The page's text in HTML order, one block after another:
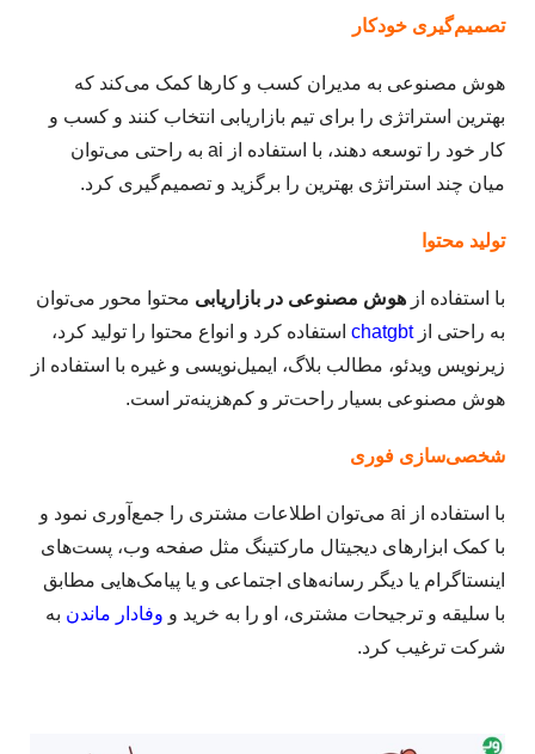
تصمیم‌گیری خودکار
هوش مصنوعی به مدیران کسب و کارها کمک می‌کند که
بهترین استراتژی را برای تیم بازاریابی انتخاب کنند و کسب و
کار خود را توسعه دهند، با استفاده از ai به راحتی می‌توان
میان چند استراتژی بهترین را برگزید و تصمیم‌گیری کرد.
تولید محتوا
با استفاده از هوش مصنوعی در بازاریابی محتوا محور می‌توان
به راحتی ازchatgbt استفاده کرد و انواع محتوا را تولید کرد،
زیرنویس ویدئو، مطالب بلاگ، ایمیل‌نویسی و غیره با استفاده از
هوش مصنوعی بسیار راحت‌تر و کم‌هزینه‌تر است.
شخصی‌سازی فوری
با استفاده از ai می‌توان اطلاعات مشتری را جمع‌آوری نمود و
با کمک ابزارهای دیجیتال مارکتینگ مثل صفحه وب، پست‌های
اینستاگرام یا دیگر رسانه‌های اجتماعی و یا پیامک‌هایی مطابق
با سلیقه و ترجیحات مشتری، او را به خرید و وفادار ماندن به
شرکت ترغیب کرد.